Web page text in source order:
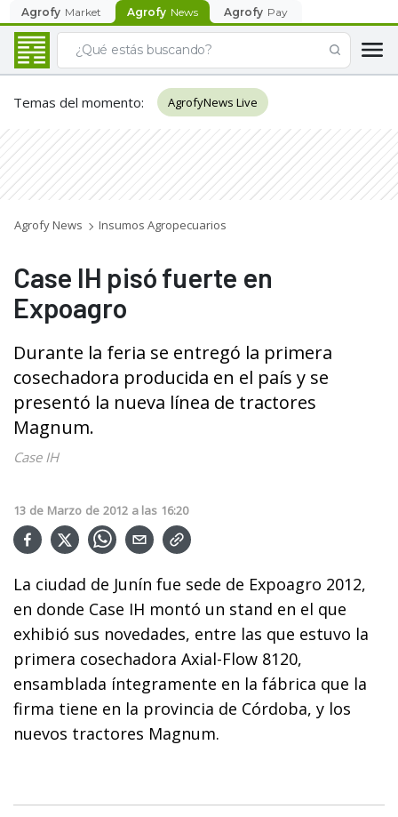
Agrofy Market Agrofy News Agrofy Pay
Temas del momento: AgrofyNews Live
Agrofy News Insumos Agropecuarios
Case IH pisó fuerte en
Expoagro
Durante la feria se entregó la primera
cosechadora producida en el país y se
presentó la nueva línea de tractores
Magnum.
Case IH
13 de Marzo de 2012 a las 16:20
La ciudad de Junín fue sede de Expoagro 2012,
en donde Case IH montó un stand en el que
exhibió sus novedades, entre las que estuvo la
primera cosechadora Axial-Flow 8120,
ensamblada íntegramente en la fábrica que la
firma tiene en la provincia de Córdoba, y los
nuevos tractores Magnum.